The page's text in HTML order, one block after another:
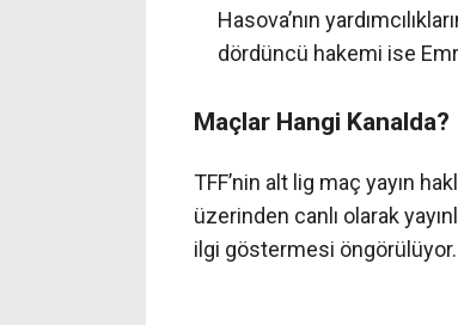
Hasova’nın
dördüncü hakemi ise
Maçlar Hangi Kanalda?
TFF’nin alt lig maç yayın
üzerinden canlı olarak
ilgi göstermesi öngörülüyor.